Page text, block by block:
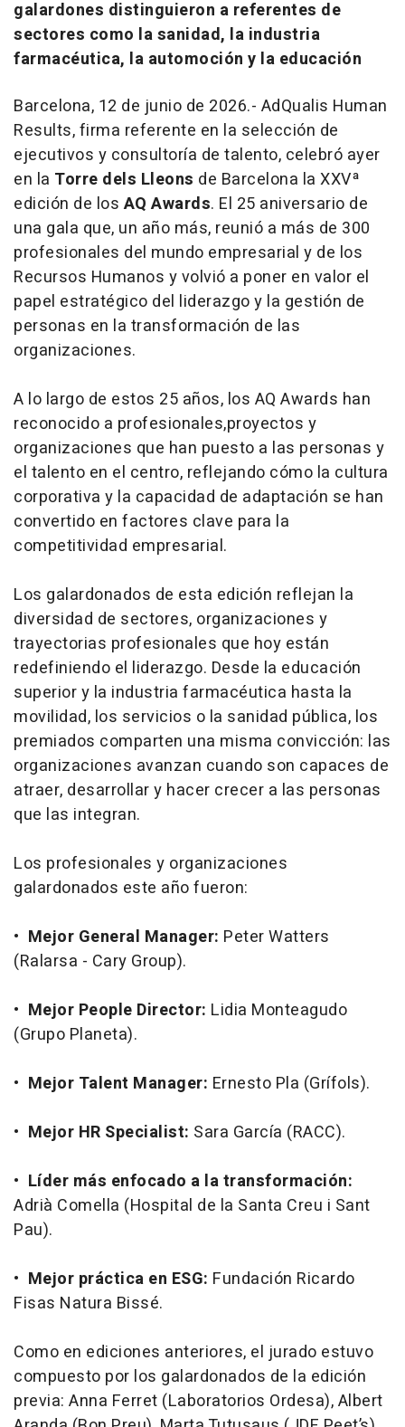
galardones distinguieron a referentes de
sectores como la sanidad, la industria
farmacéutica, la automoción y la educación
Barcelona, 12 de junio de 2026.- AdQualis Human
Results, firma referente en la selección de
ejecutivos y consultoría de talento, celebró ayer
en la Torre dels Lleons de Barcelona la XXVª
edición de los AQ Awards. El 25 aniversario de
una gala que, un año más, reunió a más de 300
profesionales del mundo empresarial y de los
Recursos Humanos y volvió a poner en valor el
papel estratégico del liderazgo y la gestión de
personas en la transformación de las
organizaciones.
A lo largo de estos 25 años, los AQ Awards han
reconocido a profesionales,proyectos y
organizaciones que han puesto a las personas y
el talento en el centro, reflejando cómo la cultura
corporativa y la capacidad de adaptación se han
convertido en factores clave para la
competitividad empresarial.
Los galardonados de esta edición reflejan la
diversidad de sectores, organizaciones y
trayectorias profesionales que hoy están
redefiniendo el liderazgo. Desde la educación
superior y la industria farmacéutica hasta la
movilidad, los servicios o la sanidad pública, los
premiados comparten una misma convicción: las
organizaciones avanzan cuando son capaces de
atraer, desarrollar y hacer crecer a las personas
que las integran.
Los profesionales y organizaciones
galardonados este año fueron:
• Mejor General Manager: Peter Watters
(Ralarsa - Cary Group).
• Mejor People Director: Lidia Monteagudo
(Grupo Planeta).
• Mejor Talent Manager: Ernesto Pla (Grífols).
• Mejor HR Specialist: Sara García (RACC).
• Líder más enfocado a la transformación:
Adrià Comella (Hospital de la Santa Creu i Sant
Pau).
• Mejor práctica en ESG: Fundación Ricardo
Fisas Natura Bissé.
Como en ediciones anteriores, el jurado estuvo
compuesto por los galardonados de la edición
previa: Anna Ferret (Laboratorios Ordesa), Albert